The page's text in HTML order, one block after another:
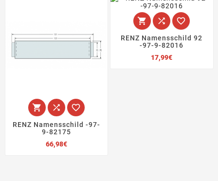
  
RENZ Namensschild -97-
9-82175
66,98€Preis
  
RENZ Namensschild 92
-97-9-82016
17,99€Preis